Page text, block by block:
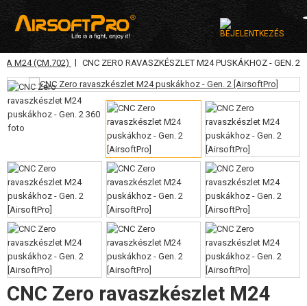
KATEGÓRIA
AIRSOFT FEGYVEREK
LÉGFEGYVEREK, CSÚZLIK
GRÁNÁTVETŐK, GRÁNÁTOK
LÖVEDÉK, GÁZ
AKKUMULÁTOROK, TÖLTŐK
TÁRAK
SZEMÜVEGEK, MASZKOK
M24 (CM.702) | CNC ZERO RAVASZKÉSZLET M24 PUSKÁKHOZ - GEN. 2
CNC Zero ravaszkészlet M24